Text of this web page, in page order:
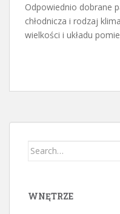
Odpowiednio dobrane
chłodnicza i rodzaj
wielkości i układu
Search
WNĘTRZE